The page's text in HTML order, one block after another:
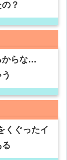
？
からな…
くぐったイ